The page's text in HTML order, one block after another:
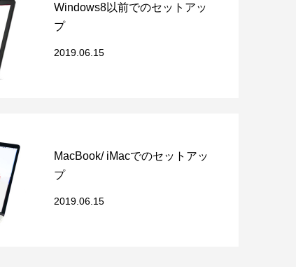
Windows8以前でのセットアッ
プ
2019.06.15
MacBook/ iMacでのセットアッ
プ
2019.06.15